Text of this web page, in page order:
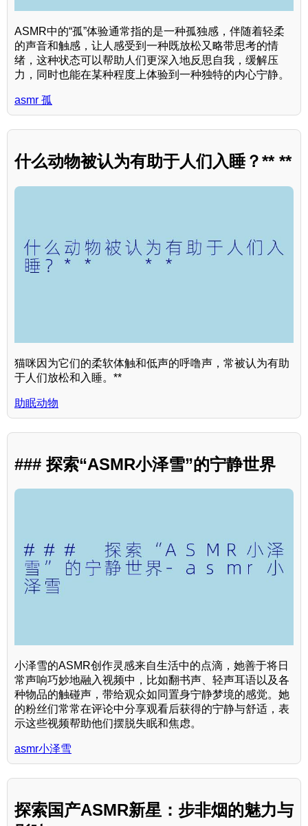
ASMR中的“孤”体验通常指的是一种孤独感，伴随着轻柔
的声音和触感，让人感受到一种既放松又略带思考的情
绪，这种状态可以帮助人们更深入地反思自我，缓解压
力，同时也能在某种程度上体验到一种独特的内心宁静。
asmr 孤
什么动物被认为有助于人们入睡？** **
猫咪因为它们的柔软体触和低声的呼噜声，常被认为有助
于人们放松和入睡。**
助眠动物
### 探索“ASMR小泽雪”的宁静世界
小泽雪的ASMR创作灵感来自生活中的点滴，她善于将日
常声响巧妙地融入视频中，比如翻书声、轻声耳语以及各
种物品的触碰声，带给观众如同置身宁静梦境的感觉。她
的粉丝们常常在评论中分享观看后获得的宁静与舒适，表
示这些视频帮助他们摆脱失眠和焦虑。
asmr小泽雪
探索国产ASMR新星：步非烟的魅力与